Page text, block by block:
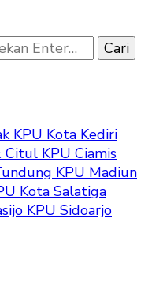
KPU Kota Kediri
KPU Ciamis
KPU Madiun
Kota Salatiga
KPU Sidoarjo